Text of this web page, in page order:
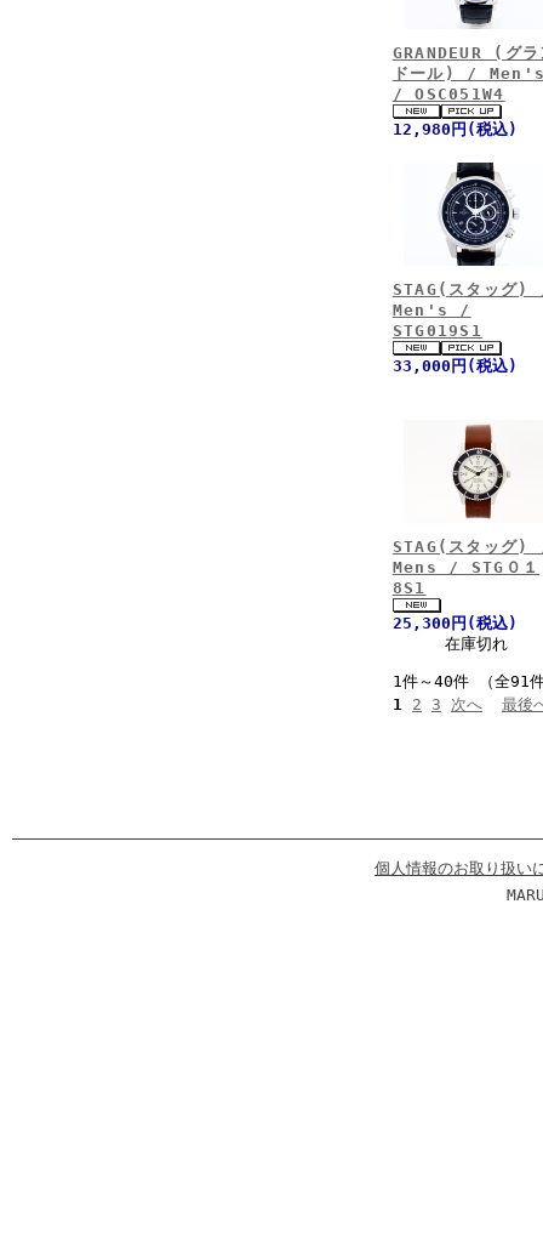
GRANDEUR (グラ
ドール) /
/ OSC051W4
12,980円(税込)
STAG(スタッグ
Men's /
STG019S1
33,000円(税込)
STAG(スタッグ
Mens / STG０１
8S1
25,300円(税込)
在庫切れ
1件～40件 （全
1 2 3 次へ 最後
個人情報のお取り扱い